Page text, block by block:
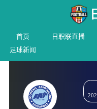
首页 日职联直播
足球新闻